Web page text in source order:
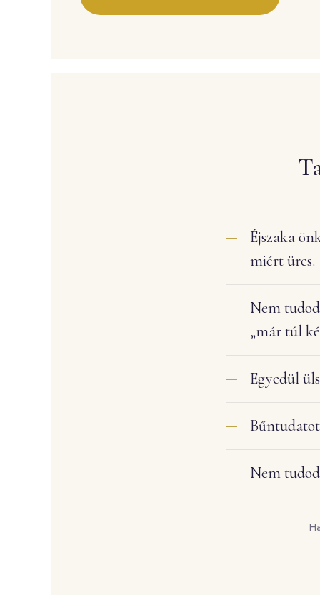
Éjszaka
miért üres.
Nem
„már túl
Egyedül
Nem